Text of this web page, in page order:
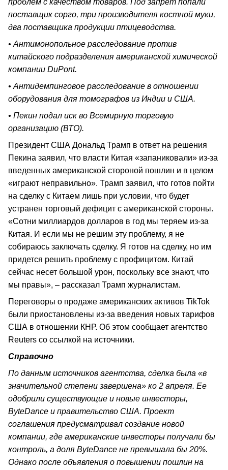
проблем с качеством товаров. Под запрет попали
поставщик сорго, три производителя костной муки,
два поставщика продукции птицеводства.
• Антимонопольное расследование против
китайского подразделения американской химической
компании DuPont.
• Антидемпинговое расследование в отношении
оборудования для томографов из Индии и США.
• Пекин подал иск во Всемирную торговую
организацию (ВТО).
Президент США Дональд Трамп в ответ на решения
Пекина заявил, что власти Китая «запаниковали» из-за
введенных американской стороной пошлин и в целом
«играют неправильно». Трамп заявил, что готов пойти
на сделку с Китаем лишь при условии, что будет
устранен торговый дефицит с американской стороны.
«Сотни миллиардов долларов в год мы теряем из-за
Китая. И если мы не решим эту проблему, я не
собираюсь заключать сделку. Я готов на сделку, но им
придется решить проблему с профицитом. Китай
сейчас несет большой урон, поскольку все знают, что
мы правы», – рассказал Трамп журналистам.
Переговоры о продаже американских активов TikTok
были приостановлены из-за введения новых тарифов
США в отношении КНР. Об этом сообщает агентство
Reuters со ссылкой на источники.
Справочно
По данным источников агентства, сделка была «в
значительной степени завершена» ко 2 апреля. Ее
одобрили существующие и новые инвесторы,
ByteDance и правительство США. Проект
соглашения предусматривал создание новой
компании, где американские инвесторы получали бы
контроль, а доля ByteDance не превышала бы 20%.
Однако после объявления о повышении пошлин на